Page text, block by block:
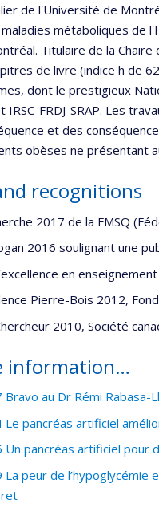
de l'Université de
métaboliques de
Titulaire de la Chaire
de livre (indice h de
dont le prestigieux
IRSC-FRDJ-SRAP. Les
et des
obèses ne présentant
recognitions
2017 de la FMSQ
2016 soulignant une
en
Pierre-Bois 2012,
2010, Société
information…
au Dr Rémi
pancréas artificiel
pancréas artificiel pour
peur de l’hypoglycémie